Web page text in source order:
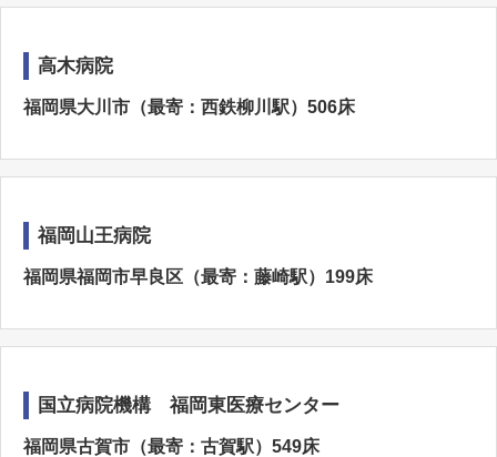
高木病院
福岡県大川市（最寄：西鉄柳川駅）506床
福岡山王病院
福岡県福岡市早良区（最寄：藤崎駅）199床
国立病院機構 福岡東医療センター
福岡県古賀市（最寄：古賀駅）549床